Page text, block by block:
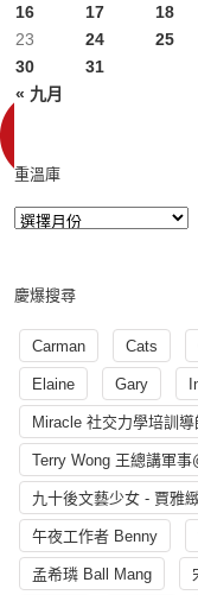
« 九月
16
17 18
23
24 25
30
31
重溫庫
慶爆搜尋
Carman Cats
Elaine Gary
Miracle 社交力學培訓導
Terry Wong 王總講軍
九十後文藝少女 - 賈雅緻
午夜工作者 Benny
孟希璘 Ball Mang